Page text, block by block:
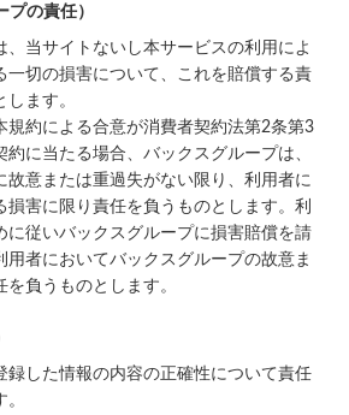
の責任）
、当サイトないし本サービスの利用によ
一切の損害について、これを賠償する責
ます。
規約による合意が消費者契約法第2条第3
に当たる場合、バックスグループは、
故意または重過失がない限り、利用者に
損害に限り責任を負うものとします。利
に従いバックスグループに損害賠償を請
用者においてバックスグループの故意ま
負うものとします。
録した情報の内容の正確性について責任